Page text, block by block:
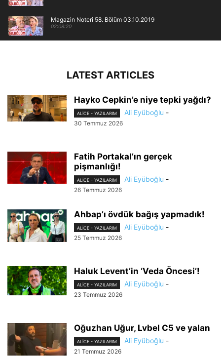
Magazin Noteri 58. Bölüm 03.10.2019
02:08:20
LATEST ARTICLES
Hayko Cepkin’e niye tepki yağdı?
ALİCE - YAZILARIM Ali Eyüboğlu -
30 Temmuz 2026
Fatih Portakal’ın gerçek
pişmanlığı!
ALİCE - YAZILARIM Ali Eyüboğlu -
26 Temmuz 2026
Ahbap’ı övdük bağış yapmadık!
ALİCE - YAZILARIM Ali Eyüboğlu -
25 Temmuz 2026
Haluk Levent’in ‘Veda Öncesi’!
ALİCE - YAZILARIM Ali Eyüboğlu -
23 Temmuz 2026
Oğuzhan Uğur, Lvbel C5 ve yalan
ALİCE - YAZILARIM Ali Eyüboğlu -
21 Temmuz 2026